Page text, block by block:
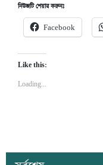
নিউজটি শেয়ার করুনঃ
Facebook
Like this:
Loading...